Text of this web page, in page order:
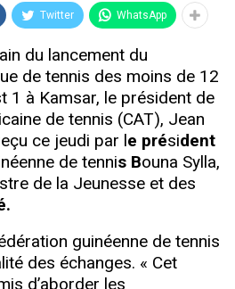
Twitter WhatsApp
du lancement du
de tennis des moins de 12
1 à Kamsar, le président de
de tennis (CAT), Jean
ce jeudi par le président
de tennis Bouna Sylla,
de la Jeunesse et des
guinéenne de tennis
des échanges. « Cet
d’aborder les